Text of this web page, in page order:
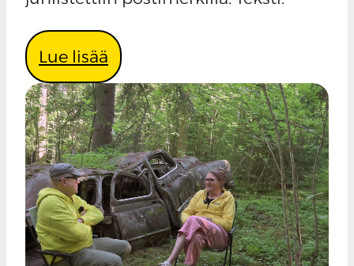
Lue lisää